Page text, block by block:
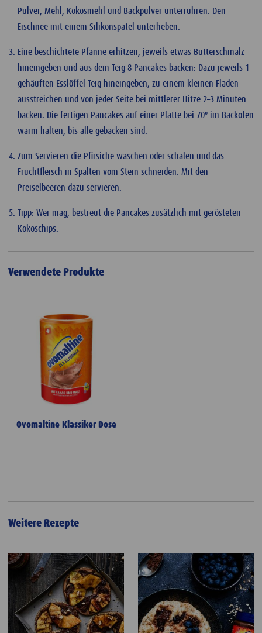
Pulver, Mehl, Kokosmehl und Backpulver unterrühren. Den
Eischnee mit einem Silikonspatel unterheben.
Eine beschichtete Pfanne erhitzen, jeweils etwas Butterschmalz
hineingeben und aus dem Teig 8 Pancakes backen: Dazu jeweils 1
gehäuften Esslöffel Teig hineingeben, zu einem kleinen Fladen
ausstreichen und von jeder Seite bei mittlerer Hitze 2–3 Minuten
backen. Die fertigen Pancakes auf einer Platte bei 70º im Backofen
warm halten, bis alle gebacken sind.
Zum Servieren die Pfirsiche waschen oder schälen und das
Fruchtfleisch in Spalten vom Stein schneiden. Mit den
Preiselbeeren dazu servieren.
Tipp: Wer mag, bestreut die Pancakes zusätzlich mit gerösteten
Kokoschips.
Verwendete Produkte
Ovomaltine Klassiker Dose
Weitere Rezepte